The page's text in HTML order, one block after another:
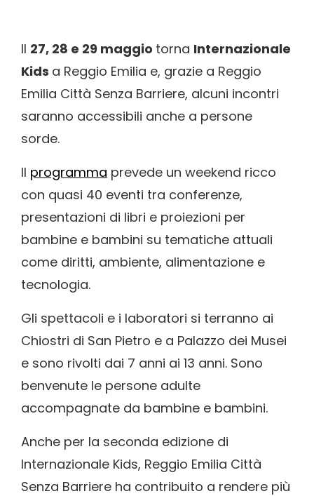
Il 27, 28 e 29 maggio torna Internazionale
Kids a Reggio Emilia e, grazie a Reggio
Emilia Città Senza Barriere, alcuni incontri
saranno accessibili anche a persone
sorde.
Il programma prevede un weekend ricco
con quasi 40 eventi tra conferenze,
presentazioni di libri e proiezioni per
bambine e bambini su tematiche attuali
come diritti, ambiente, alimentazione e
tecnologia.
Gli spettacoli e i laboratori si terranno ai
Chiostri di San Pietro e a Palazzo dei Musei
e sono rivolti dai 7 anni ai 13 anni. Sono
benvenute le persone adulte
accompagnate da bambine e bambini.
Anche per la seconda edizione di
Internazionale Kids, Reggio Emilia Città
Senza Barriere ha contribuito a rendere più